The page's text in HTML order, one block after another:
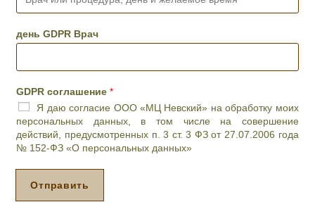
*
ч
и
и
р
о
ц
е
д
,
день GDPR Врач
GDPR соглашение*
Я даю согласие ООО «МЦ Невский» на обработку моих
персональных данных, в том числе на совершение
действий, предусмотренных п. 3 ст. 3 ФЗ от 27.07.2006 года
№ 152-ФЗ «О персональных данных»
Отправить